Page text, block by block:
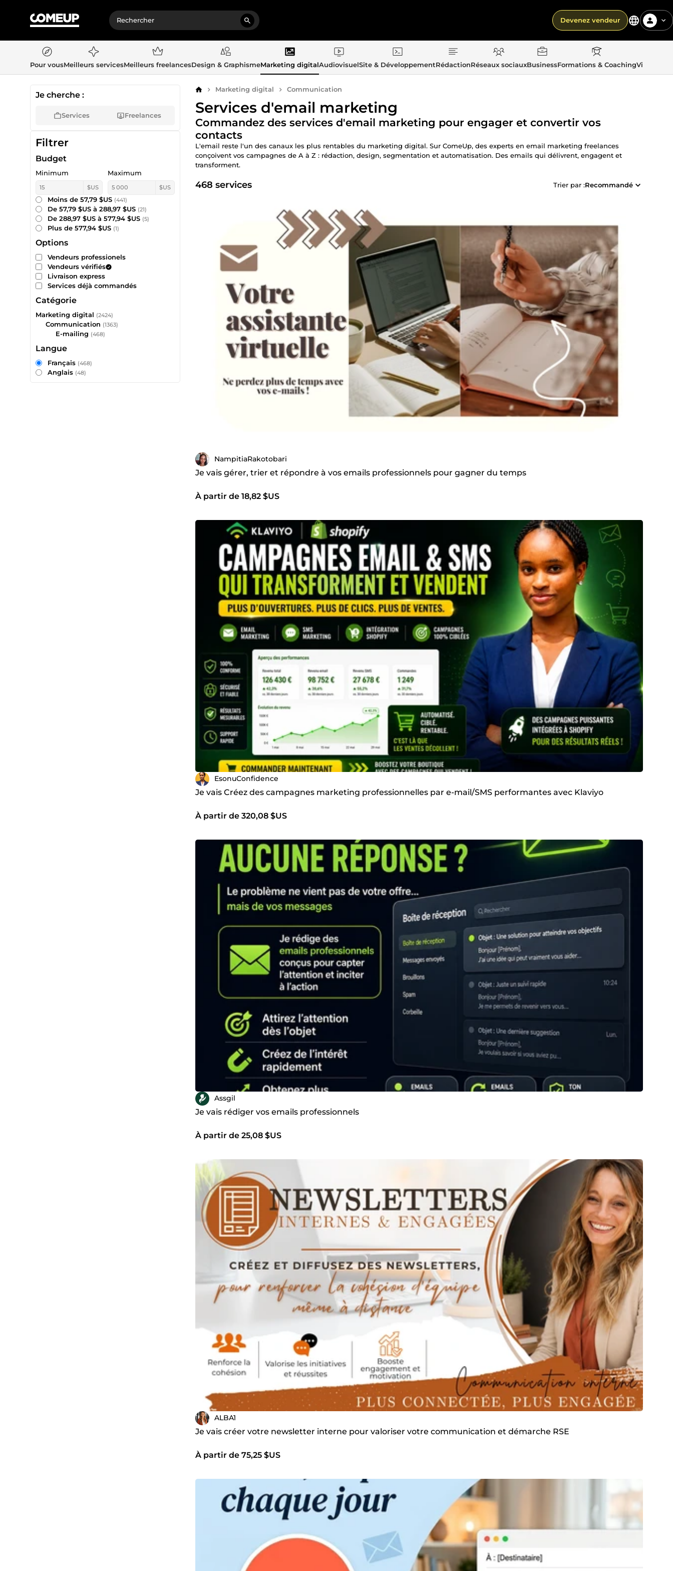
Devenez vendeur
Pour vousMeilleurs servicesMeilleurs freelancesDesign & GraphismeMarketing digitalAudiovisuelSite & DéveloppementRédactionRéseaux sociauxBusinessFormations & CoachingVie
AccueilMarketing digital Communication
Services d'email marketing
Commandez des services d'email marketing pour engager et convertir vos
contacts
L'email reste l'un des canaux les plus rentables du marketing digital. Sur ComeUp, des experts en email marketing freelances
conçoivent vos campagnes de A à Z : rédaction, design, segmentation et automatisation. Des emails qui délivrent, engagent et
transforment.
468 services Trier par :Recommandé
NampitiaRakotobari
Je vais gérer, trier et répondre à vos emails professionnels pour gagner du temps
À partir de 18,82 $US
EsonuConfidence
Je vais Créez des campagnes marketing professionnelles par e-mail/SMS performantes avec Klaviyo
À partir de 320,08 $US
Assgil
Je vais rédiger vos emails professionnels
À partir de 25,08 $US
ALBA1
Je vais créer votre newsletter interne pour valoriser votre communication et démarche RSE
À partir de 75,25 $US
Je cherche :
Services Freelances
Filtrer
Budget
Minimum
$US
Maximum
$US
Moins de 57,79 $US (441)
De 57,79 $US à 288,97 $US (21)
De 288,97 $US à 577,94 $US (5)
Plus de 577,94 $US (1)
Options
Vendeurs professionels
Vendeurs vérifiés
Livraison express
Services déjà commandés
Catégorie
Marketing digital (2424)
Communication (1363)
E-mailing (468)
Langue
Français (468)
Anglais (48)